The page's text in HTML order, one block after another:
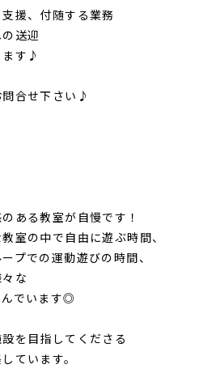
援、付随する業務
送迎
す♪
合せ下さい♪
ある教室が自慢です！
室の中で自由に遊ぶ時間、
プでの運動遊びの時間、
な
でいます◎
を目指してくださる
ています。